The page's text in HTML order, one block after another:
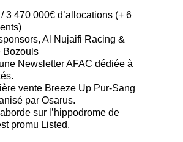
3 470 000€ d’allocations (+ 6
Al Nujaifi Racing &
Bozouls
Newsletter AFAC dédiée à
vente Breeze Up Pur-Sang
par Osarus.
sur l’hippodrome de
promu Listed.